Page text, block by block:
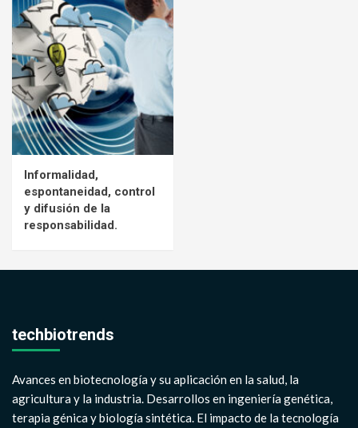
Informalidad,
espontaneidad, control
y difusión de la
responsabilidad.
techbiotrends
Avances en biotecnología y su aplicación en la salud, la
agricultura y la industria. Desarrollos en ingeniería genética,
terapia génica y biología sintética. El impacto de la tecnología